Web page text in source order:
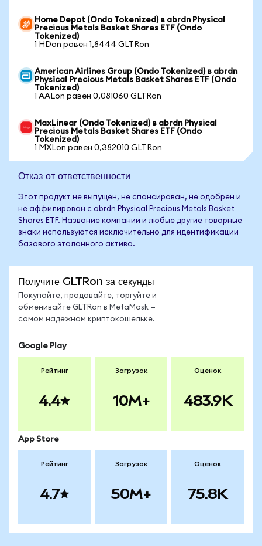
Home Depot (Ondo Tokenized) в abrdn Physical
Precious Metals Basket Shares ETF (Ondo
Tokenized)
1 HDon равен 1,8444 GLTRon
American Airlines Group (Ondo Tokenized) в abrdn
Physical Precious Metals Basket Shares ETF (Ondo
Tokenized)
1 AALon равен 0,081060 GLTRon
MaxLinear (Ondo Tokenized) в abrdn Physical
Precious Metals Basket Shares ETF (Ondo
Tokenized)
1 MXLon равен 0,382010 GLTRon
Отказ от ответственности
Этот продукт не выпущен, не спонсирован, не одобрен и
не аффилирован с abrdn Physical Precious Metals Basket
Shares ETF. Название компании и любые другие товарные
знаки используются исключительно для идентификации
базового эталонного актива.
Получите GLTRon за секунды
Покупайте, продавайте, торгуйте и
обменивайте GLTRon в MetaMask —
самом надёжном криптокошельке.
Google Play
Рейтинг
4.4
Загрузок
10M+
Оценок
483.9K
App Store
Рейтинг
4.7
Загрузок
50M+
Оценок
75.8K